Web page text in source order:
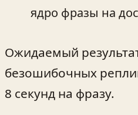
ядро фразы на
Ожидаемый
безошибочных
8 секунд на фразу.